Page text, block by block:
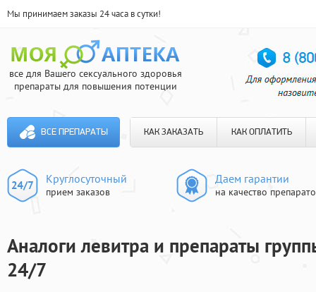
Мы принимаем заказы 24 часа в сутки!
все для Вашего сексуального здоровья
препараты для повышения потенции
ВСЕ ПРЕПАРАТЫ КАК ЗАКАЗАТЬ КАК ОПЛАТИТЬ
Круглосуточный
прием заказов
Даем гарантии
на качество
Аналоги левитра и препараты
24/7